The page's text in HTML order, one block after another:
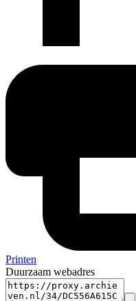
Printen
Duurzaam webadres